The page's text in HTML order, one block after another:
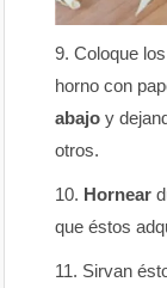
Coloque
horno con
abajo y
otros.
Hornear
que éstos
Sirvan